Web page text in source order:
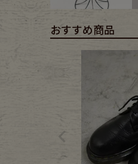
Eye Wear
Accessory
おすすめ商品